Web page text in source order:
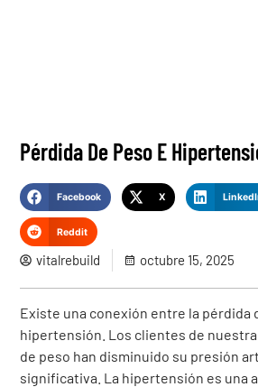
Pérdida De Peso E
Facebook X
Reddit
vitalrebuild octubre 15, 2025
Existe una conexión entre la pérdida
hipertensión. Los clientes de
de peso han disminuido su presión
significativa. La hipertensión es una